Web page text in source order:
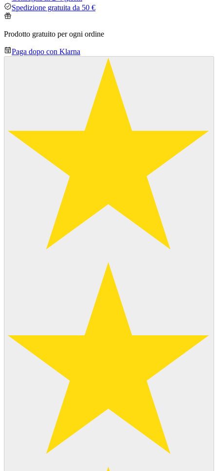
Spedizione gratuita da 50 €
Prodotto gratuito per ogni ordine
Paga dopo con Klarna